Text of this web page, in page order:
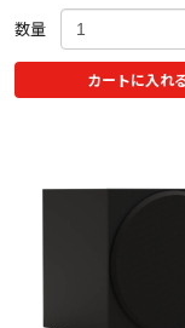
数量
カートに入れ